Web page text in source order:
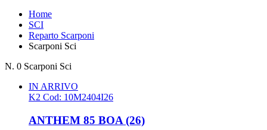
Home
SCI
Reparto Scarponi
Scarponi Sci
N. 0 Scarponi Sci
IN ARRIVO
K2 Cod: 10M2404I26
ANTHEM 85 BOA (26)